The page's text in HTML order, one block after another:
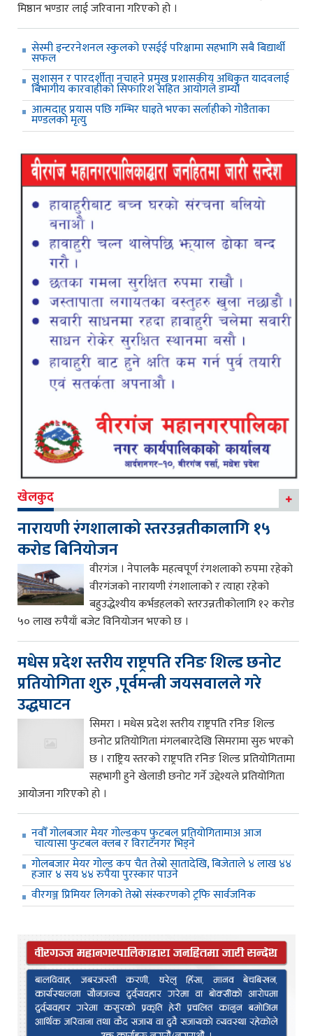
मिष्ठान भण्डार लाई जरिवाना गरिएको हो ।
सेस्मी इन्टरनेशनल स्कुलको एसईई परिक्षामा सहभागि सबै बिद्यार्थी
सफल
सुशासन र पारदर्शीता नचाहने प्रमुख प्रशासकीय अधिकृत यादवलाई
बिभागीय कारवाहीको सिफारिश सहित आयोगले डाम्यो
आत्मदाह प्रयास पछि गम्भिर घाइते भएका सर्लाहीको गोडैताका
मण्डलको मृत्यु
खेलकुद
नारायणी रंगशालाको स्तरउन्नतीकालागि १५
करोड बिनियोजन
वीरगंज । नेपालकै महत्वपूर्ण रंगशलाको रुपमा रहेको
वीरगंजको नारायणी रंगशालाको र त्याहा रहेको
बहुउद्धेश्यीय कर्भडहलको स्तरउन्नतीकोलागि १२ करोड
५० लाख रुपैयाँ बजेट विनियोजन भएको छ ।
मधेस प्रदेश स्तरीय राष्ट्रपति रनिङ शिल्ड छनोट
प्रतियोगिता शुरु ,पूर्वमन्त्री जयसवालले गरे
उद्धघाटन
सिमरा । मधेस प्रदेश स्तरीय राष्ट्रपति रनिङ शिल्ड
छनोट प्रतियोगिता मंगलबारदेखि सिमरामा सुरु भएको
छ । राष्ट्रिय स्तरको राष्ट्रपति रनिङ शिल्ड प्रतियोगितामा
सहभागी हुने खेलाडी छनोट गर्ने उद्देश्यले प्रतियोगिता
आयोजना गरिएको हो ।
नवौँ गोलबजार मेयर गोल्डकप फुटबल प्रतियोगितामाअ आज
चात्यासा फुटबल क्लब र विराटनगर भिड्ने
गोलबजार मेयर गोल्ड कप चैत तेस्रो सातादेखि, बिजेताले ४ लाख ४४
हजार ४ सय ४४ रुपैया पुरस्कार पाउने
वीरगञ्ज प्रिमियर लिगको तेस्रो संस्करणको ट्रफि सार्वजनिक